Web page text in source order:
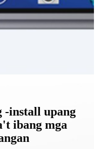
-install upang
ibang mga